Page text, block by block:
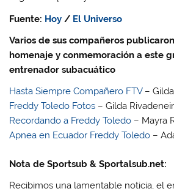
Fuente: Hoy / El Universo
Varios de sus compañeros
homenaje y conmemoración a este
entrenador subacuático
Hasta Siempre Compañero FTV–
Freddy Toledo Fotos – Gilda
Recordando a Freddy Toledo – Mayra
Apnea en Ecuador Freddy Toledo –
Nota de Sportsub & Sportalsub.net:
Recibimos una lamentable noticia, el